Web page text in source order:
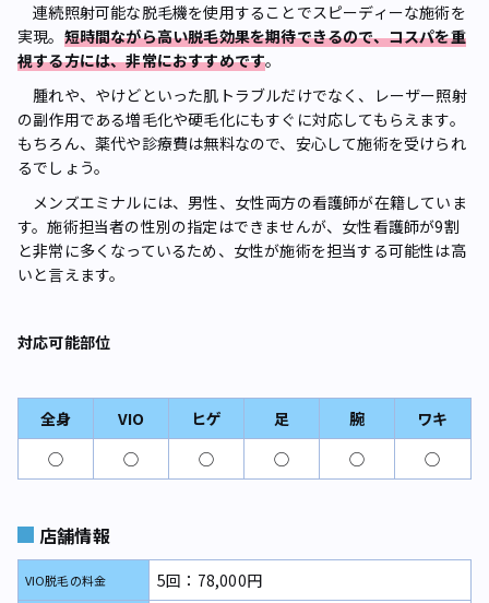
連続照射可能な脱毛機を使用することでスピーディーな施術を
実現。 短時間ながら高い脱毛効果を期待できるので、コスパを重
視する方には、非常におすすめです。
腫れや、やけどといった肌トラブルだけでなく、レーザー照射
の副作用である増毛化や硬毛化にもすぐに対応してもらえます。
もちろん、薬代や診療費は無料なので、安心して施術を受けられ
るでしょう。
メンズエミナルには、男性、女性両方の看護師が在籍していま
す。施術担当者の性別の指定はできませんが、女性看護師が9割
と非常に多くなっているため、女性が施術を担当する可能性は高
いと言えます。
対応可能部位
全身 VIO ヒゲ 足 腕
ワキ
◯
◯ ◯ ◯ ◯ ◯
店舗情報
VIO脱毛の料金 5回：78,000円